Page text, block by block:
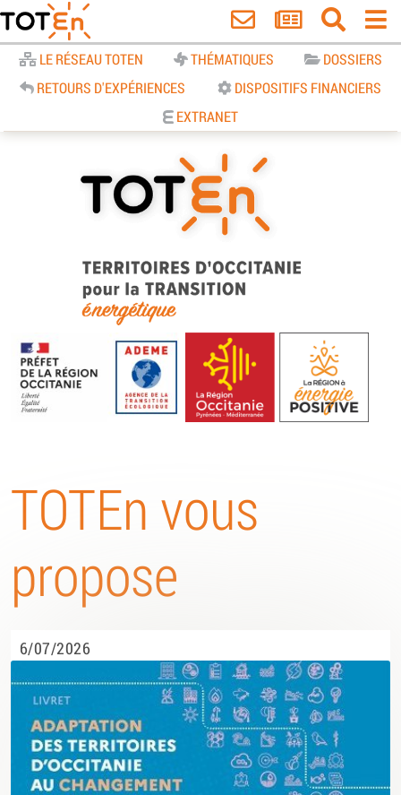
LE RÉSEAU TOTEN THÉMATIQUES
DOSSIERS
RETOURS D'EXPÉRIENCES
DISPOSITIFS FINANCIERS
EXTRANET
TOTEn Occitanie | Territoires
d’Occitanie pour la Transition
Energétique
TOTEn vous
propose
6/07/2026